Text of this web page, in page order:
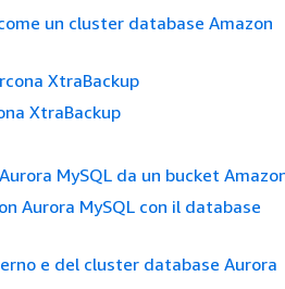
un cluster database Amazon
XtraBackup
XtraBackup
MySQL da un bucket
Aurora MySQL con il database
e del cluster database Aurora